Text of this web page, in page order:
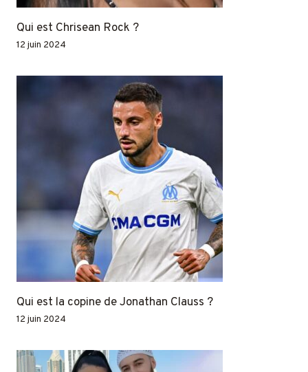
Qui est Chrisean Rock ?
12 juin 2024
Qui est la copine de Jonathan Clauss ?
12 juin 2024